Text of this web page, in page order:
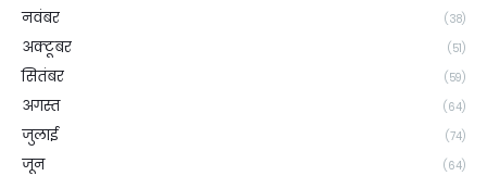
नवंबर (38)
अक्टूबर (51)
सितंबर (59)
अगस्त (64)
जुलाई (74)
जून (64)